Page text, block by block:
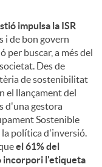
impulsa la ISR
i de bon govern
per buscar, a més del
Des de
de sostenibilitat
el llançament del
d'una gestora
Sostenible
la política d'inversió.
el 61% del
incorpori l'etiqueta